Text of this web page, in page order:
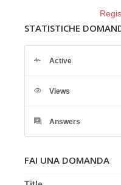
STATISTICHE
Active
Views
Answers
FAI UNA DOMANDA